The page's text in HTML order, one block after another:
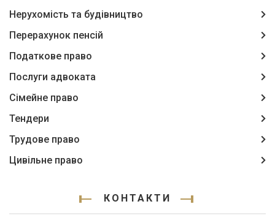
Нерухомість та будівництво
Перерахунок пенсій
Податкове право
Послуги адвоката
Сімейне право
Тендери
Трудове право
Цивільне право
КОНТАКТИ